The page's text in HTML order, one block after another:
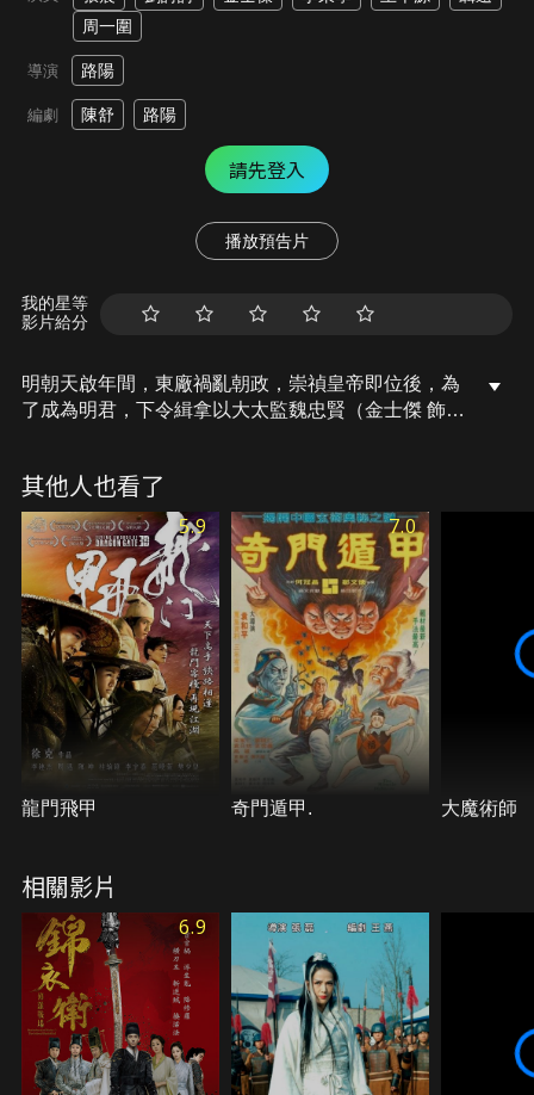
周一圍
導演 路陽
編劇 陳舒 路陽
請先登入
播放預告片
我的星等
影片給分
明朝天啟年間，東廠禍亂朝政，崇禎皇帝即位後，為
了成為明君，下令緝拿以大太監魏忠賢（金士傑 飾）
星（王千源 飾）、沈煉（張震 飾）和靳一川（李東
學 飾）這三個結拜兄弟最為勇猛耿直，但三人卻各自
有苦情鬱事，老大盧劍星一心想光耀門楣官升百戶；
老二沈煉重情重義卻為情所困，想為教坊司女子周妙
彤（劉詩詩 飾）贖身；老三靳一川則想隱瞞過去擺脫
師兄丁修（周一圍 飾）的勒索威脅。三人因夙願接下
截殺行動，經過一番腥風血雨的廝殺後，終於將魏忠
賢焦屍帶回，但沈煉同時隱瞞了一個天大的秘密，原
以為一切能夙願以償，卻沒想到隨之而來的是三人生
命受到威脅…可這一切卻僅是陰謀的開端，面對危
機，沈煉該如何說出真相？而三人的命運又將何去何
其他人也看了
5.9
龍門飛甲
7.0
奇門遁甲. 大魔術師
相關影片
6.9